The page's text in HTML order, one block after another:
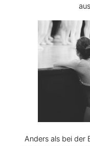
Anders als bei der